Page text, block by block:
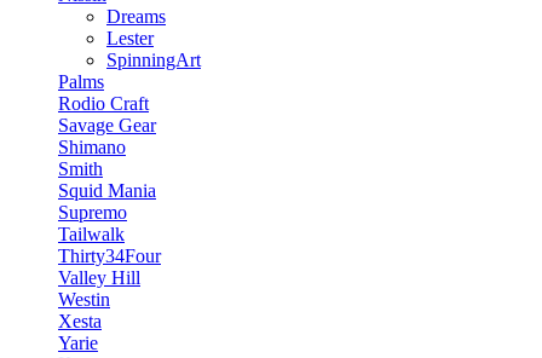
Dreams
Lester
SpinningArt
Palms
Rodio Craft
Savage Gear
Shimano
Smith
Squid Mania
Supremo
Tailwalk
Thirty34Four
Valley Hill
Westin
Xesta
Yarie